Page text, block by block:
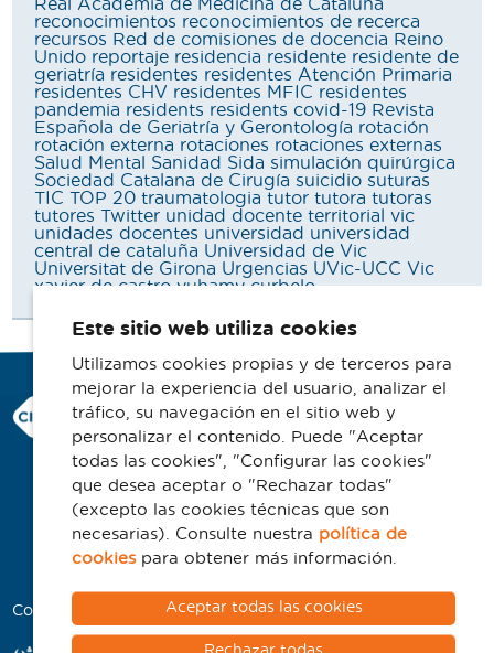
Real Academia de Medicina de Cataluña
reconocimientos reconocimientos de recerca
recursos Red de comisiones de docencia Reino
Unido reportaje residencia residente residente de
geriatría residentes residentes Atención Primaria
residentes CHV residentes MFIC residentes
pandemia residents residents covid-19 Revista
Española de Geriatría y Gerontología rotación
rotación externa rotaciones rotaciones externas
Salud Mental
Sanidad Sida simulación quirúrgica
Sociedad Catalana de Cirugía suicidio suturas
TIC TOP 20 traumatologia tutor tutora tutoras
tutores Twitter unidad docente territorial vic
unidades docentes universidad universidad
central de cataluña Universidad de Vic
Universitat de Girona Urgencias UVic-UCC Vic
xavier de castro yuhamy curbelo
Consorci Hospitalari de Vic
Carrer Francesc Pla 'El Vigatà', 1
08500 Vic
Telefono 93 702 77 16
Contacto
Aviso legal
Política de cookies
Colaboradores
Este sitio web utiliza cookies
Utilizamos cookies propias y de terceros para
mejorar la experiencia del usuario, analizar el
tráfico, su navegación en el sitio web y
personalizar el contenido. Puede "Aceptar
todas las cookies", "Configurar las cookies"
que desea aceptar o "Rechazar todas"
(excepto las cookies técnicas que son
necesarias). Consulte nuestra política de
cookiespara obtener más información.
Aceptar todas las cookies